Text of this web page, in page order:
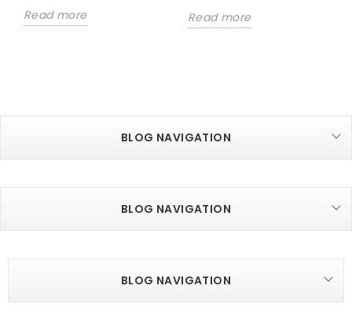
Read more
Read more
BLOG NAVIGATION
BLOG NAVIGATION
BLOG NAVIGATION